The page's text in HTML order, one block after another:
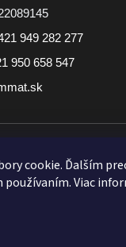
cookie. Ďalším
používaním. Viac
949 282 277
950 658 547
skladom pri